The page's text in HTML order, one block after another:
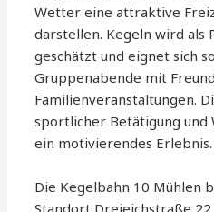
Wetter eine attraktive
darstellen. Kegeln wird als
geschätzt und eignet sich
Gruppenabende mit
Familienveranstaltungen.
sportlicher Betätigung
ein motivierendes Erlebnis.
Die Kegelbahn 10 Mühlen
Standort Dreieichstraße